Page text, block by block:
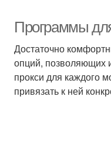
Программы
Достаточно
опций, позволяющих
прокси для каждого
привязать к ней